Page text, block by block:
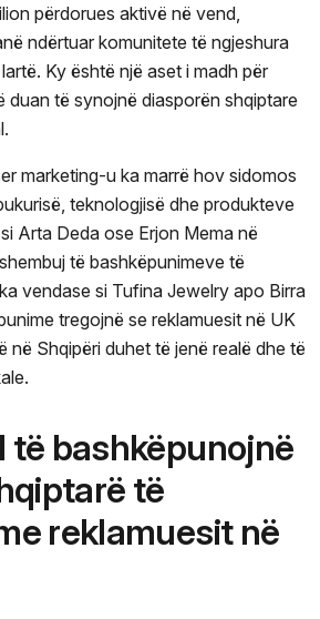
përdorues aktivë në vend,
ndërtuar komunitete të ngjeshura
Ky është një aset i madh për
duan të synojnë diasporën shqiptare
marketing-u ka marrë hov sidomos
teknologjisë dhe produkteve
Arta Deda ose Erjon Mema në
të bashkëpunimeve të
vendase si Tufina Jewelry apo Birra
tregojnë se reklamuesit në UK
në Shqipëri duhet të jenë realë dhe të
të bashkëpunojnë
të
reklamuesit në